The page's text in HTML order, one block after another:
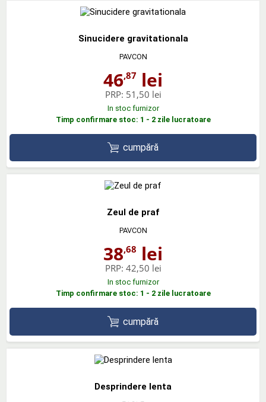
Sinucidere gravitationala
PAVCON
46,87 lei
PRP: 51,50 lei
In stoc furnizor
Timp confirmare stoc: 1 - 2 zile lucratoare
cumpără
Zeul de praf
PAVCON
38,68 lei
PRP: 42,50 lei
In stoc furnizor
Timp confirmare stoc: 1 - 2 zile lucratoare
cumpără
Desprindere lenta